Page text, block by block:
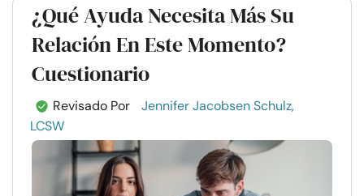
¿Qué Ayuda Necesita Más Su
Relación En Este Momento?
Cuestionario
Revisado Por
Jennifer Jacobsen Schulz,
LCSW